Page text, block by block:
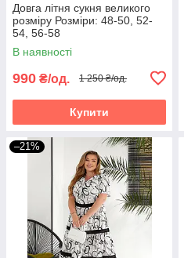
Довга літня сукня великого
розміру Розміри: 48-50, 52-
54, 56-58
В наявності
990 ₴/од. 1 250 ₴/од.
Купити
–21%